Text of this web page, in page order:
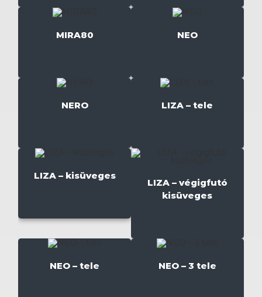
MIRA80 NEO
NERO LIZA – tele
LIZA – kisüveges
LIZA – végigfutó
kisüveges
NEO – tele NEO – 3 tele